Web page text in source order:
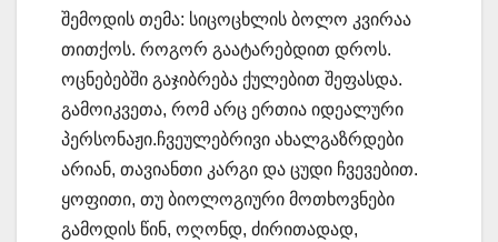
შემოდის თემა: სიცოცხლის ბოლო კვირაა
თითქოს. როგორ გაატარებდით დროს.
ოცნებებში გაჯიბრება ქულებით შეფასდა.
გამოიკვეთა, რომ არც ერთია იდეალური
პერსონაჟი.ჩვეულებრივი ახალგაზრდები
არიან, თავიანთი კარგი და ცუდი ჩვევებით.
ყოფითი, თუ ბიოლოგიური მოთხოვნები
გამოდის წინ, ოღონდ, ძირითადად,